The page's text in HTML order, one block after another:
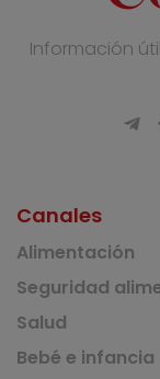
Información
Canales
Alimentación
Seguridad
Salud
Bebé e infancia